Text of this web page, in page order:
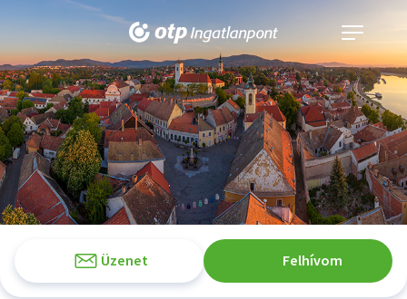
Navigáció
kinyitása
Üzenet Felhívom